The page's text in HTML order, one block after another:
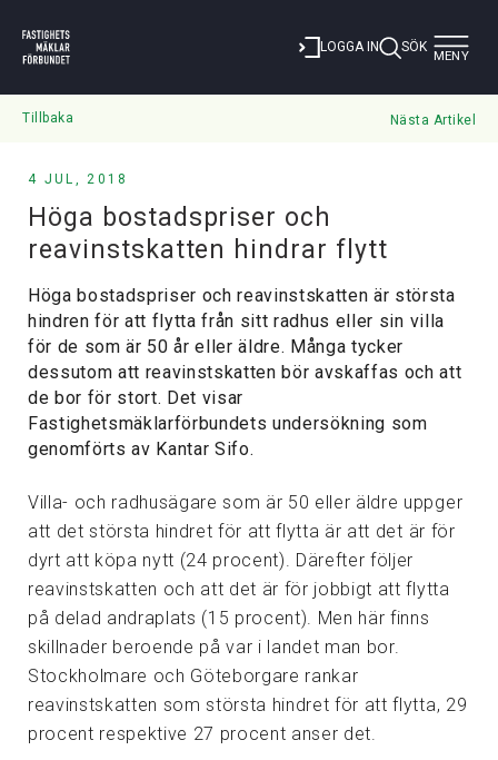
LOGGA IN SÖK Toggle
MENY
Tillbaka Nästa Artikel
4 JUL, 2018
Höga bostadspriser och
reavinstskatten hindrar flytt
Höga bostadspriser och reavinstskatten är största
hindren för att flytta från sitt radhus eller sin villa
för de som är 50 år eller äldre. Många tycker
dessutom att reavinstskatten bör avskaffas och att
de bor för stort. Det visar
Fastighetsmäklarförbundets undersökning som
genomförts av Kantar Sifo.
Villa- och radhusägare som är 50 eller äldre uppger
att det största hindret för att flytta är att det är för
dyrt att köpa nytt (24 procent). Därefter följer
reavinstskatten och att det är för jobbigt att flytta
på delad andraplats (15 procent). Men här finns
skillnader beroende på var i landet man bor.
Stockholmare och Göteborgare rankar
reavinstskatten som största hindret för att flytta, 29
procent respektive 27 procent anser det.